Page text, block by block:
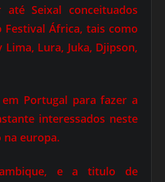
Seixal conceituados
África, tais como
Lima, Lura, Juka, Djipson,
Portugal para fazer a
interessados neste
europa.
e a titulo de